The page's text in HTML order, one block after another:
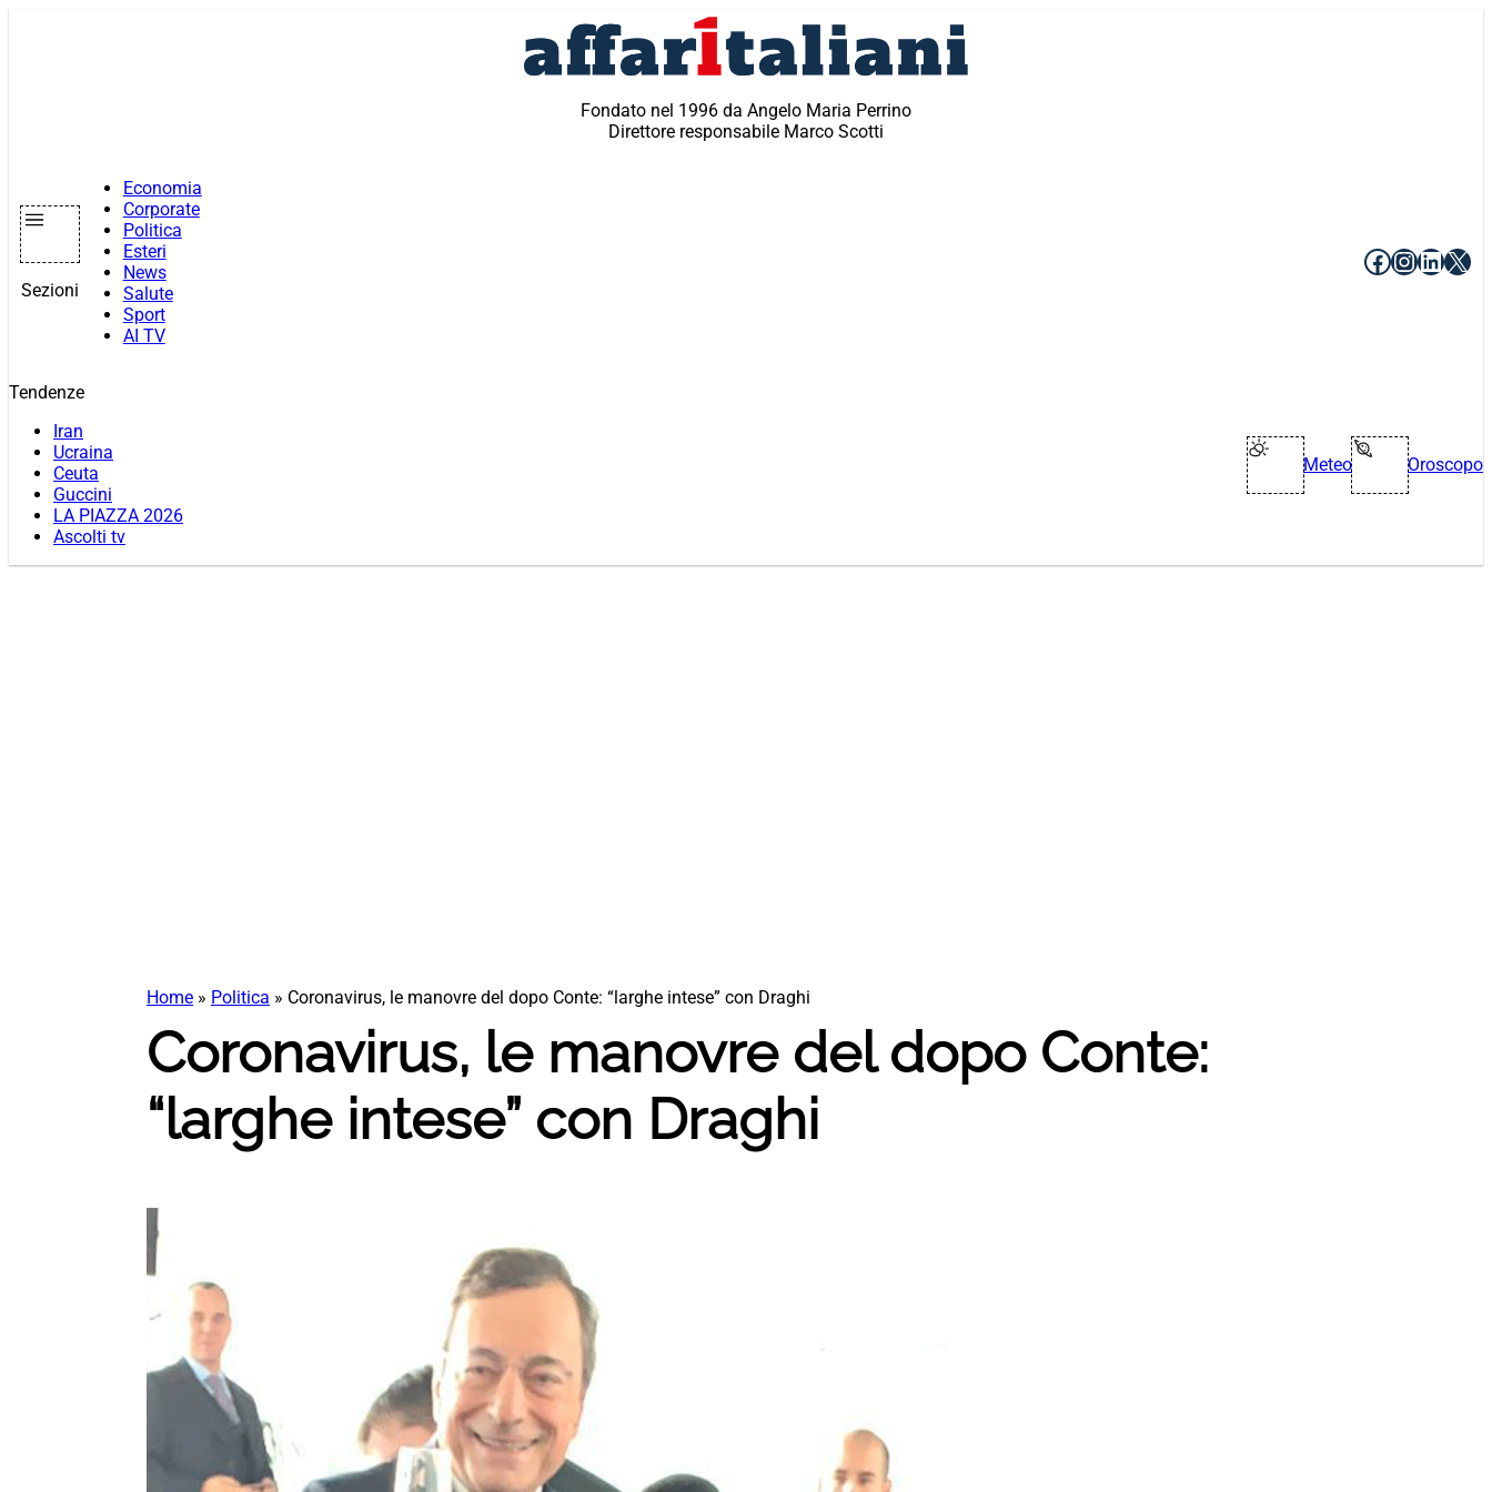
Fondato nel 1996 da Angelo Maria Perrino
Direttore responsabile Marco Scotti
Sezioni
Economia
Corporate
Politica
Esteri
News
Salute
Sport
AI TV
Facebook
X
Tendenze
Iran
Ucraina
Ceuta
Guccini
LA PIAZZA 2026
Ascolti tv
Meteo Oroscopo
Home » Politica » Coronavirus, le manovre del dopo Conte: “larghe intese” con Draghi
Coronavirus, le manovre del dopo Conte:
“larghe intese” con Draghi